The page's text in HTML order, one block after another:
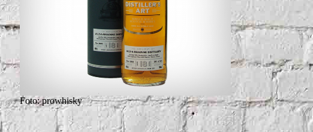
Foto: prowhisky